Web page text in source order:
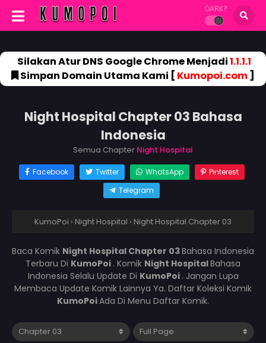
DARK?
Silakan Atur DNS Google Chrome Menjadi1.1.1.1
Simpan Domain Utama Kami [ Kumopoi.com]
Night Hospital Chapter 03 Bahasa
Indonesia
Semua Chapter Night Hospital
Facebook Twitter WhatsApp
Pinterest
Telegram
KumoPoi › Night Hospital › Night Hospital Chapter 03
Baca Komik Night Hospital Chapter 03Bahasa Indonesia
Terbaru Di KumoPoi . Komik Night HospitalBahasa
Indonesia Selalu Update Di KumoPoi . Jangan Lupa
Membaca Update Komik Lainnya Ya. Daftar Koleksi Komik
KumoPoiAda Di Menu Daftar Komik.